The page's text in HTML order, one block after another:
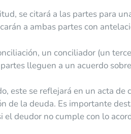
se citará a las partes para
a ambas partes con
un conciliador (un
lleguen a un acuerdo
este se reflejará en un acta de
de la deuda. Es importante
deudor no cumple con lo